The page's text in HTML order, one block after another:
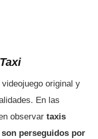
original y
En las
observar taxis
perseguidos por